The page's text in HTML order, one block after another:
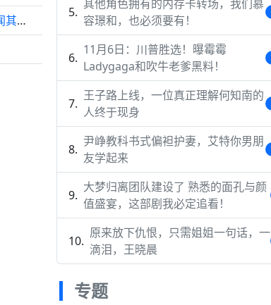
张馨予何捷远赴土耳其约会，何教官只闻其声，张馨予美食吃不停
其他角色拥有的内存卡转场，我们慕
容璟和，也必须要有！
11月6日：川普胜选！曝霉霉
Ladygaga和吹牛老爹黑料！
王子路上线，一位真正理解何知南的
人终于现身
尹峥教科书式偏袒护妻，艾特你男朋
友学起来
大梦归离团队建设了 熟悉的面孔与颜
值盛宴，这部剧我必定追看！
原来放下仇恨，只需姐姐一句话，一
滴泪，王晓晨
专题